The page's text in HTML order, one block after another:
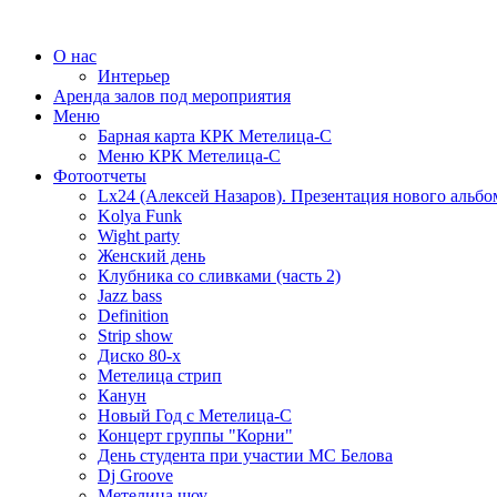
О нас
Интерьер
Аренда залов под мероприятия
Меню
Барная карта КРК Метелица-С
Меню КРК Метелица-С
Фотоотчеты
Lx24 (Алексей Назаров). Презентация нового
Kolya Funk
Wight party
Женский день
Клубника со сливками (часть 2)
Jazz bass
Definition
Strip show
Диско 80-х
Метелица стрип
Канун
Новый Год с Метелица-С
Концерт группы "Корни"
День студента при участии МС Белова
Dj Groove